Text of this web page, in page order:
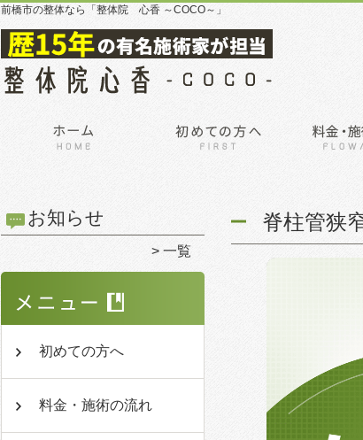
前橋市の整体なら「整体院 心香 ～COCO～」
お知らせ
一覧
初めての方へ
料金・施術の流れ
脊柱管狭